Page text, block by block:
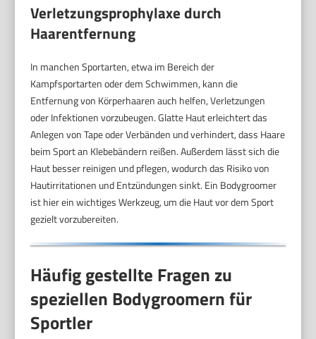
Verletzungsprophylaxe durch
Haarentfernung
In manchen Sportarten, etwa im Bereich der
Kampfsportarten oder dem Schwimmen, kann die
Entfernung von Körperhaaren auch helfen, Verletzungen
oder Infektionen vorzubeugen. Glatte Haut erleichtert das
Anlegen von Tape oder Verbänden und verhindert, dass Haare
beim Sport an Klebebändern reißen. Außerdem lässt sich die
Haut besser reinigen und pflegen, wodurch das Risiko von
Hautirritationen und Entzündungen sinkt. Ein Bodygroomer
ist hier ein wichtiges Werkzeug, um die Haut vor dem Sport
gezielt vorzubereiten.
Häufig gestellte Fragen zu
speziellen Bodygroomern für
Sportler